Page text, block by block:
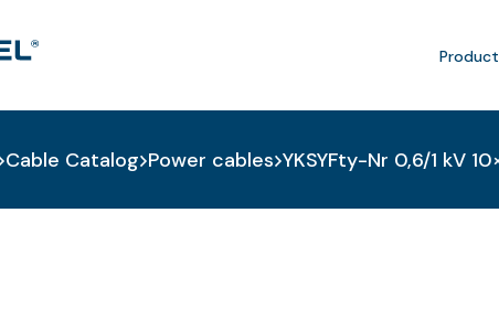
Cable Catalog Power cables YKSYFty-Nr 0,6/1 kV